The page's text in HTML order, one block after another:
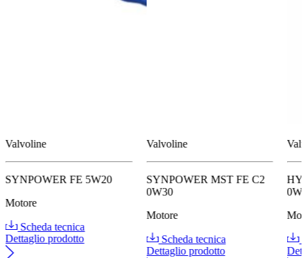
Valvoline
SYNPOWER FE 5W20
Motore
Scheda tecnica
Dettaglio prodotto
Valvoline
SYNPOWER MST FE C2
0W30
Motore
Scheda tecnica
Dettaglio prodotto